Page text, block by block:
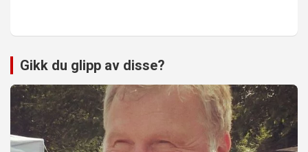
Gikk du glipp av disse?